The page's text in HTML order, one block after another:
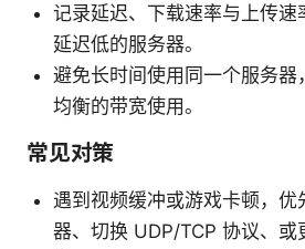
记录延迟、下载速率与上传速
延迟低的服务器。
避免长时间使用同一个服务器
均衡的带宽使用。
常见对策
遇到视频缓冲或游戏卡顿，优
器、切换 UDP/TCP 协议、或